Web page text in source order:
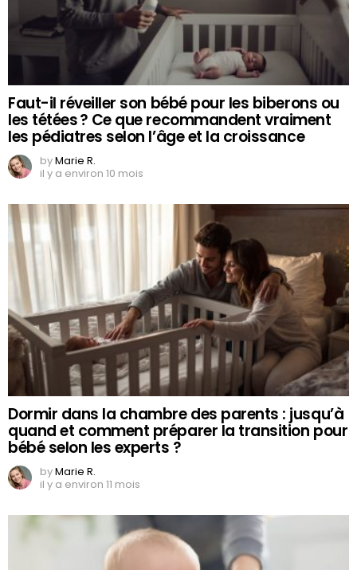
Faut-il réveiller son bébé pour les biberons ou
les tétées ? Ce que recommandent vraiment
les pédiatres selon l’âge et la croissance
byMarie R.
il y a environ 10 mois
Dormir dans la chambre des parents : jusqu’à
quand et comment préparer la transition pour
bébé selon les experts ?
byMarie R.
il y a environ 11 mois